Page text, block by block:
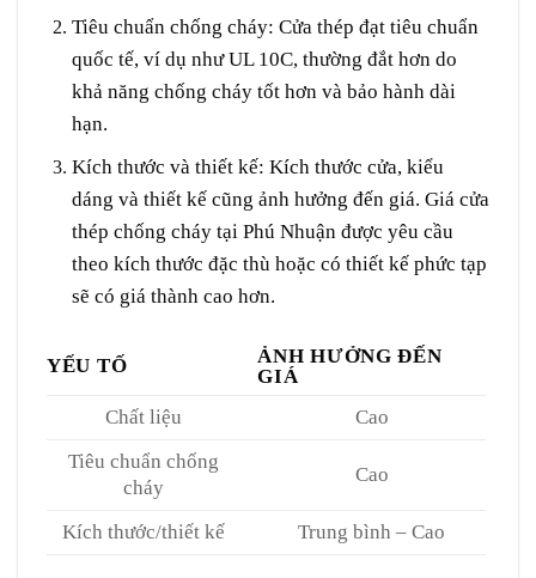
Tiêu chuẩn chống cháy: Cửa thép đạt tiêu chuẩn
quốc tế, ví dụ như UL 10C, thường đắt hơn do
khả năng chống cháy tốt hơn và bảo hành dài
hạn.
Kích thước và thiết kế: Kích thước cửa, kiểu
dáng và thiết kế cũng ảnh hưởng đến giá. Giá cửa
thép chống cháy tại Phú Nhuận được yêu cầu
theo kích thước đặc thù hoặc có thiết kế phức tạp
sẽ có giá thành cao hơn.
YẾU TỐ
ẢNH HƯỞNG ĐẾN
GIÁ
Chất liệu
Cao
Tiêu chuẩn chống
cháy
Cao
Kích thước/thiết kế Trung bình – Cao